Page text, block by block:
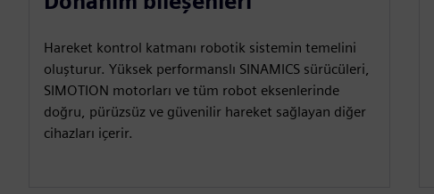
Hareket kontrol katmanı robotik sistemin temelini
oluşturur. Yüksek performanslı SINAMICS sürücüleri,
SIMOTION motorları ve tüm robot eksenlerinde
doğru, pürüzsüz ve güvenilir hareket sağlayan diğer
cihazları içerir.